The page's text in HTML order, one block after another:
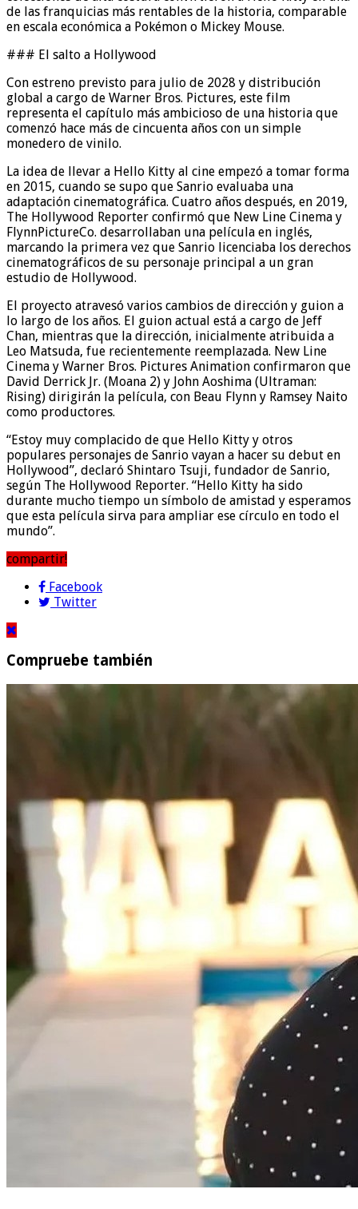
de las franquicias más rentables de la historia, comparable
en escala económica a Pokémon o Mickey Mouse.
### El salto a Hollywood
Con estreno previsto para julio de 2028 y distribución
global a cargo de Warner Bros. Pictures, este film
representa el capítulo más ambicioso de una historia que
comenzó hace más de cincuenta años con un simple
monedero de vinilo.
La idea de llevar a Hello Kitty al cine empezó a tomar forma
en 2015, cuando se supo que Sanrio evaluaba una
adaptación cinematográfica. Cuatro años después, en 2019,
The Hollywood Reporter confirmó que New Line Cinema y
FlynnPictureCo. desarrollaban una película en inglés,
marcando la primera vez que Sanrio licenciaba los derechos
cinematográficos de su personaje principal a un gran
estudio de Hollywood.
El proyecto atravesó varios cambios de dirección y guion a
lo largo de los años. El guion actual está a cargo de Jeff
Chan, mientras que la dirección, inicialmente atribuida a
Leo Matsuda, fue recientemente reemplazada. New Line
Cinema y Warner Bros. Pictures Animation confirmaron que
David Derrick Jr. (Moana 2) y John Aoshima (Ultraman:
Rising) dirigirán la película, con Beau Flynn y Ramsey Naito
como productores.
“Estoy muy complacido de que Hello Kitty y otros
populares personajes de Sanrio vayan a hacer su debut en
Hollywood”, declaró Shintaro Tsuji, fundador de Sanrio,
según The Hollywood Reporter. “Hello Kitty ha sido
durante mucho tiempo un símbolo de amistad y esperamos
que esta película sirva para ampliar ese círculo en todo el
mundo”.
compartir!
Facebook
Twitter
Compruebe también